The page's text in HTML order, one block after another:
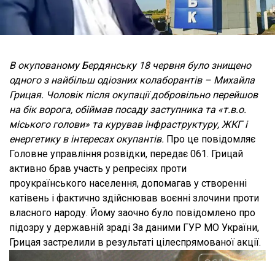
В окупованому Бердянську 18 червня було знищено
одного з найбільш одіозних колаборантів – Михайла
Грицая. Чоловік після окупації добровільно перейшов
на бік ворога, обіймав посаду заступника та «т.в.о.
міського голови» та курував інфраструктуру, ЖКГ і
енергетику в інтересах окупантів. Про це повідомляє
Головне управління розвідки, передає 061. Грицай
активно брав участь у репресіях проти
проукраїнського населення, допомагав у створенні
катівень і фактично здійснював воєнні злочини проти
власного народу. Йому заочно було повідомлено про
підозру у державній зраді За даними ГУР МО України,
Грицая застрелили в результаті цілеспрямованої акції.